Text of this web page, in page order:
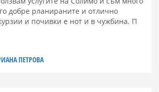
добре рланираните и отлично
и почивки е нот и в чужбина. П
ПЕТРОВА